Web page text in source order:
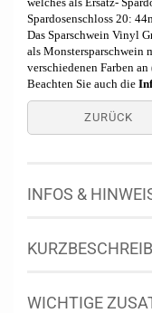
Spardosenschloss 20:
Das Sparschwein Vinyl
als Monstersparschwein
verschiedenen Farben
Beachten Sie auch die
ZURÜCK
INFOS &
WICHTIGE